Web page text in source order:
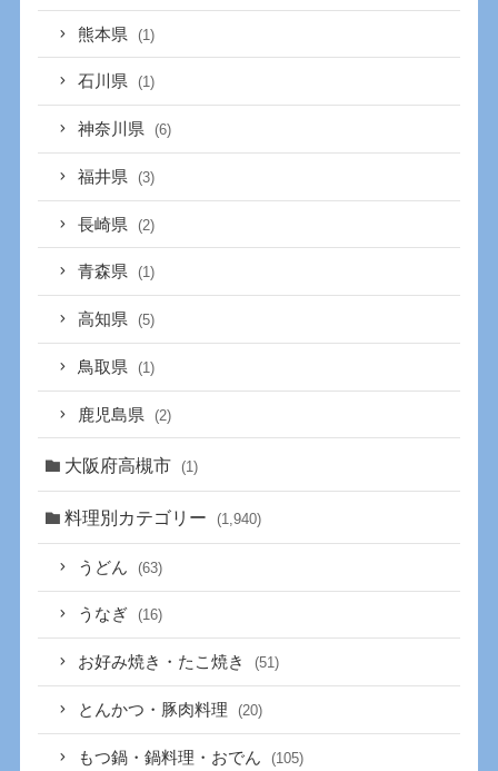
熊本県 (1)
石川県 (1)
神奈川県 (6)
福井県 (3)
長崎県 (2)
青森県 (1)
高知県 (5)
鳥取県 (1)
鹿児島県 (2)
大阪府高槻市 (1)
料理別カテゴリー (1,940)
うどん (63)
うなぎ (16)
お好み焼き・たこ焼き (51)
とんかつ・豚肉料理 (20)
もつ鍋・鍋料理・おでん (105)